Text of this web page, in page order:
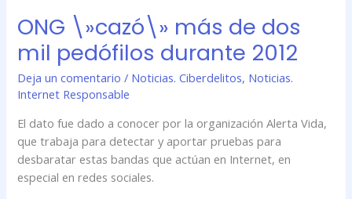
ONG \»cazó\» más de dos
mil pedófilos durante 2012
Deja un comentario / Noticias. Ciberdelitos, Noticias.
Internet Responsable
El dato fue dado a conocer por la organización Alerta Vida,
que trabaja para detectar y aportar pruebas para
desbaratar estas bandas que actúan en Internet, en
especial en redes sociales.